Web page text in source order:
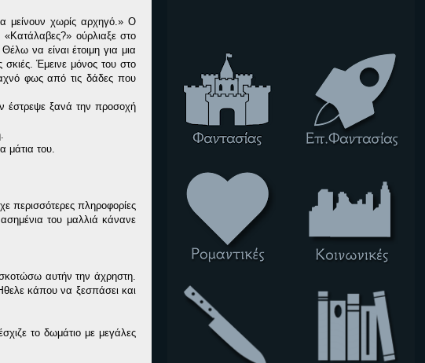
μείνουν χωρίς αρχηγό.» Ο
«Κατάλαβες?» ούρλιαξε στο
να είναι έτοιμη για μια
Έμεινε μόνος του στο
φως από τις δάδες που
έστρεψε ξανά την προσοχή
μάτια του.
περισσότερες πληροφορίες
του μαλλιά κάνανε
αυτήν την άχρηστη.
κάπου να ξεσπάσει και
το δωμάτιο με μεγάλες